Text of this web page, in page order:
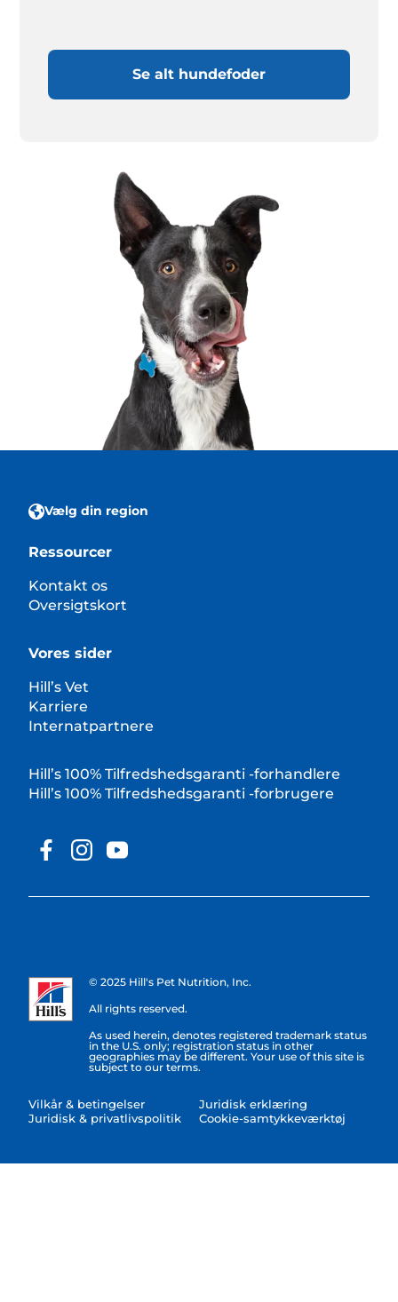
Se alt hundefoder
Vælg din region
Ressourcer
Kontakt os
Oversigtskort
Vores sider
Hill’s Vet
Karriere
Internatpartnere
Hill’s 100% Tilfredshedsgaranti -forhandlere
Hill’s 100% Tilfredshedsgaranti -forbrugere
© 2025 Hill's Pet Nutrition, Inc.
All rights reserved.
As used herein, denotes registered trademark status
in the U.S. only; registration status in other
geographies may be different. Your use of this site is
subject to our terms.
Vilkår & betingelser
Juridisk & privatlivspolitik
Juridisk erklæring
Cookie-samtykkeværktøj